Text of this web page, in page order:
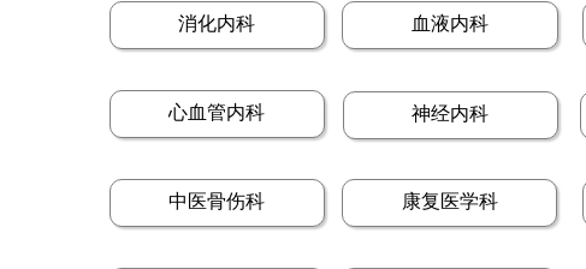
消化内科 血液内科
心血管内科 神经内科
中医骨伤科 康复医学科